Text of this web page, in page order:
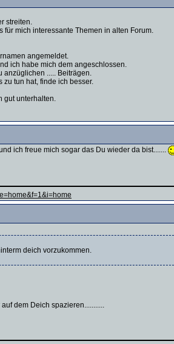
streiten.
mich interessante Themen in alten Forum.
angemeldet.
ich habe mich dem angeschlossen.
anzüglichen ..... Beiträgen.
zu tun hat, finde ich besser.
gut unterhalten.
ich freue mich sogar das Du wieder da bist.......
deich vorzukommen.
dem Deich spazieren...........